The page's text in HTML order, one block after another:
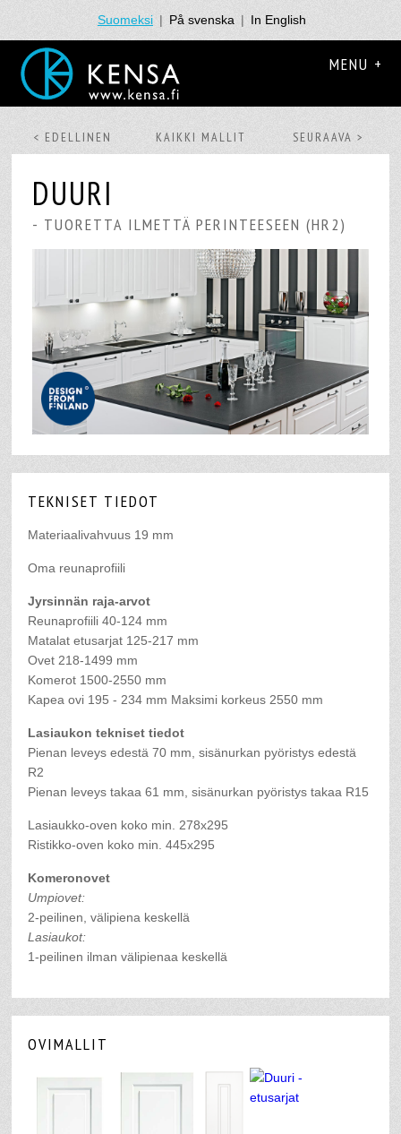
MENU +
Suomeksi | På svenska | In English
< EDELLINEN KAIKKI MALLIT SEURAAVA >
DUURI
- TUORETTA ILMETTÄ PERINTEESEEN (HR2)
TEKNISET TIEDOT
Materiaalivahvuus 19 mm
Oma reunaprofiili
Jyrsinnän raja-arvot
Reunaprofiili 40-124 mm
Matalat etusarjat 125-217 mm
Ovet 218-1499 mm
Komerot 1500-2550 mm
Kapea ovi 195 - 234 mm Maksimi korkeus 2550 mm
Lasiaukon tekniset tiedot
Pienan leveys edestä 70 mm,sisänurkan pyöristys edestä
R2
Pienan leveys takaa 61 mm,sisänurkan pyöristys takaa R15
Lasiaukko-oven koko min. 278x295
Ristikko-oven koko min. 445x295
Komeronovet
Umpiovet:
2-peilinen, välipiena keskellä
Lasiaukot:
1-peilinen ilman välipienaa keskellä
OVIMALLIT